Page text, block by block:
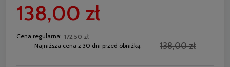
138,00 zł
Cena regularna: 172,50 zł
Najniższa cena z 30 dni przed obniżką:
138,00 zł